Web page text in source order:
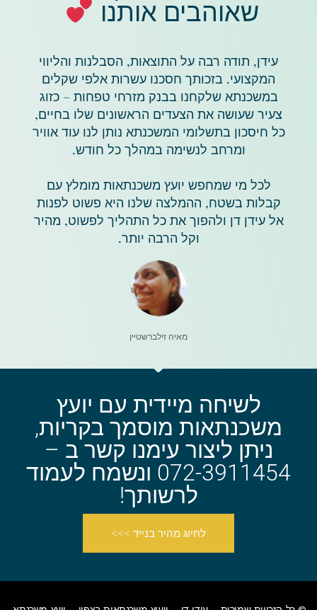
שאוהבים אותנו
עידן, תודה רבה על התוצאות, הסבלנות והליווי
המקצועי. בזכותך חסכנו עשרות אלפי שקלים
במשכנתא שלקחנו בבנק מזרחי טפחות – כזוג
צעיר שעושה את הצעדים הראשונים שלו בחיים,
כל חיסכון בתשלומי המשכנתא נותן לנו עוד אוויר
ומרחב לנשימה במהלך כל חודש.
לכל מי שמחפש יועץ משכנתאות מומלץ עם
קבלות בשטח, ההמלצה שלנו היא פשוט לפנות
אל עידן דן ולהפוך את כל התהליך לפשוט, מהיר
וקל הרבה יותר.
מאיה זילברשטיין
לשיחה מיידית עם יועץ
משכנתאות מוסמך בקריות,
ניתן ליצור עימנו קשר ב –
072-3911454 ונשמח לעמוד
לרשותך!
לחיוג מהיר בנייד >>>